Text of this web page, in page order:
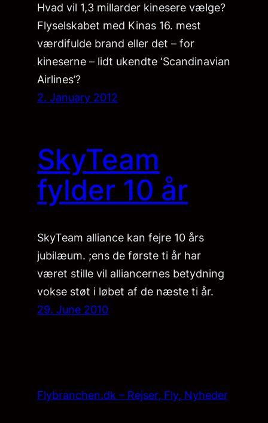
Hvad vil 1,3 millarder kinesere vælge?
Flyselskabet med Kinas 16. mest
værdifulde brand eller det – for
kineserne – lidt ukendte ‘Scandinavian
Airlines’?
2. January 2012
SkyTeam
fylder 10 år
SkyTeam alliance kan fejre 10 års
jubilæum. ;ens de første ti år har
været stille vil alliancernes betydning
vokse støt i løbet af de næste ti år.
29. June 2010
Flybranchen.dk – Rejser, Fly, Nyheder